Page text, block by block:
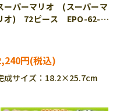
ーパーマリオ (スーパーマ
オ) 72ピース EPO-62-
円
成サイズ：18.2×25.7cm